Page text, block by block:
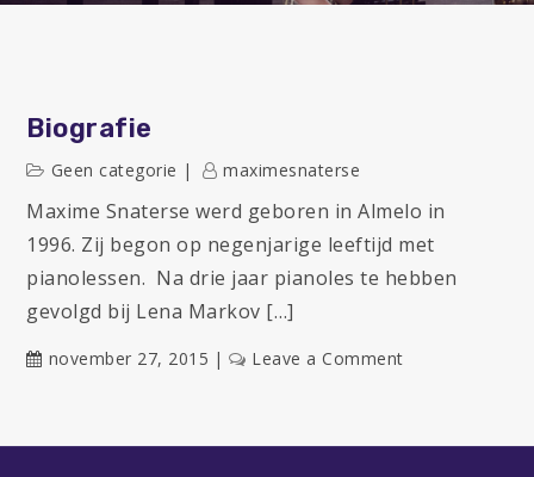
Biografie
Geen categorie maximesnaterse
Maxime Snaterse werd geboren in Almelo in
1996. Zij begon op negenjarige leeftijd met
pianolessen. Na drie jaar pianoles te hebben
gevolgd bij Lena Markov […]
november 27, 2015 Leave a Commenton